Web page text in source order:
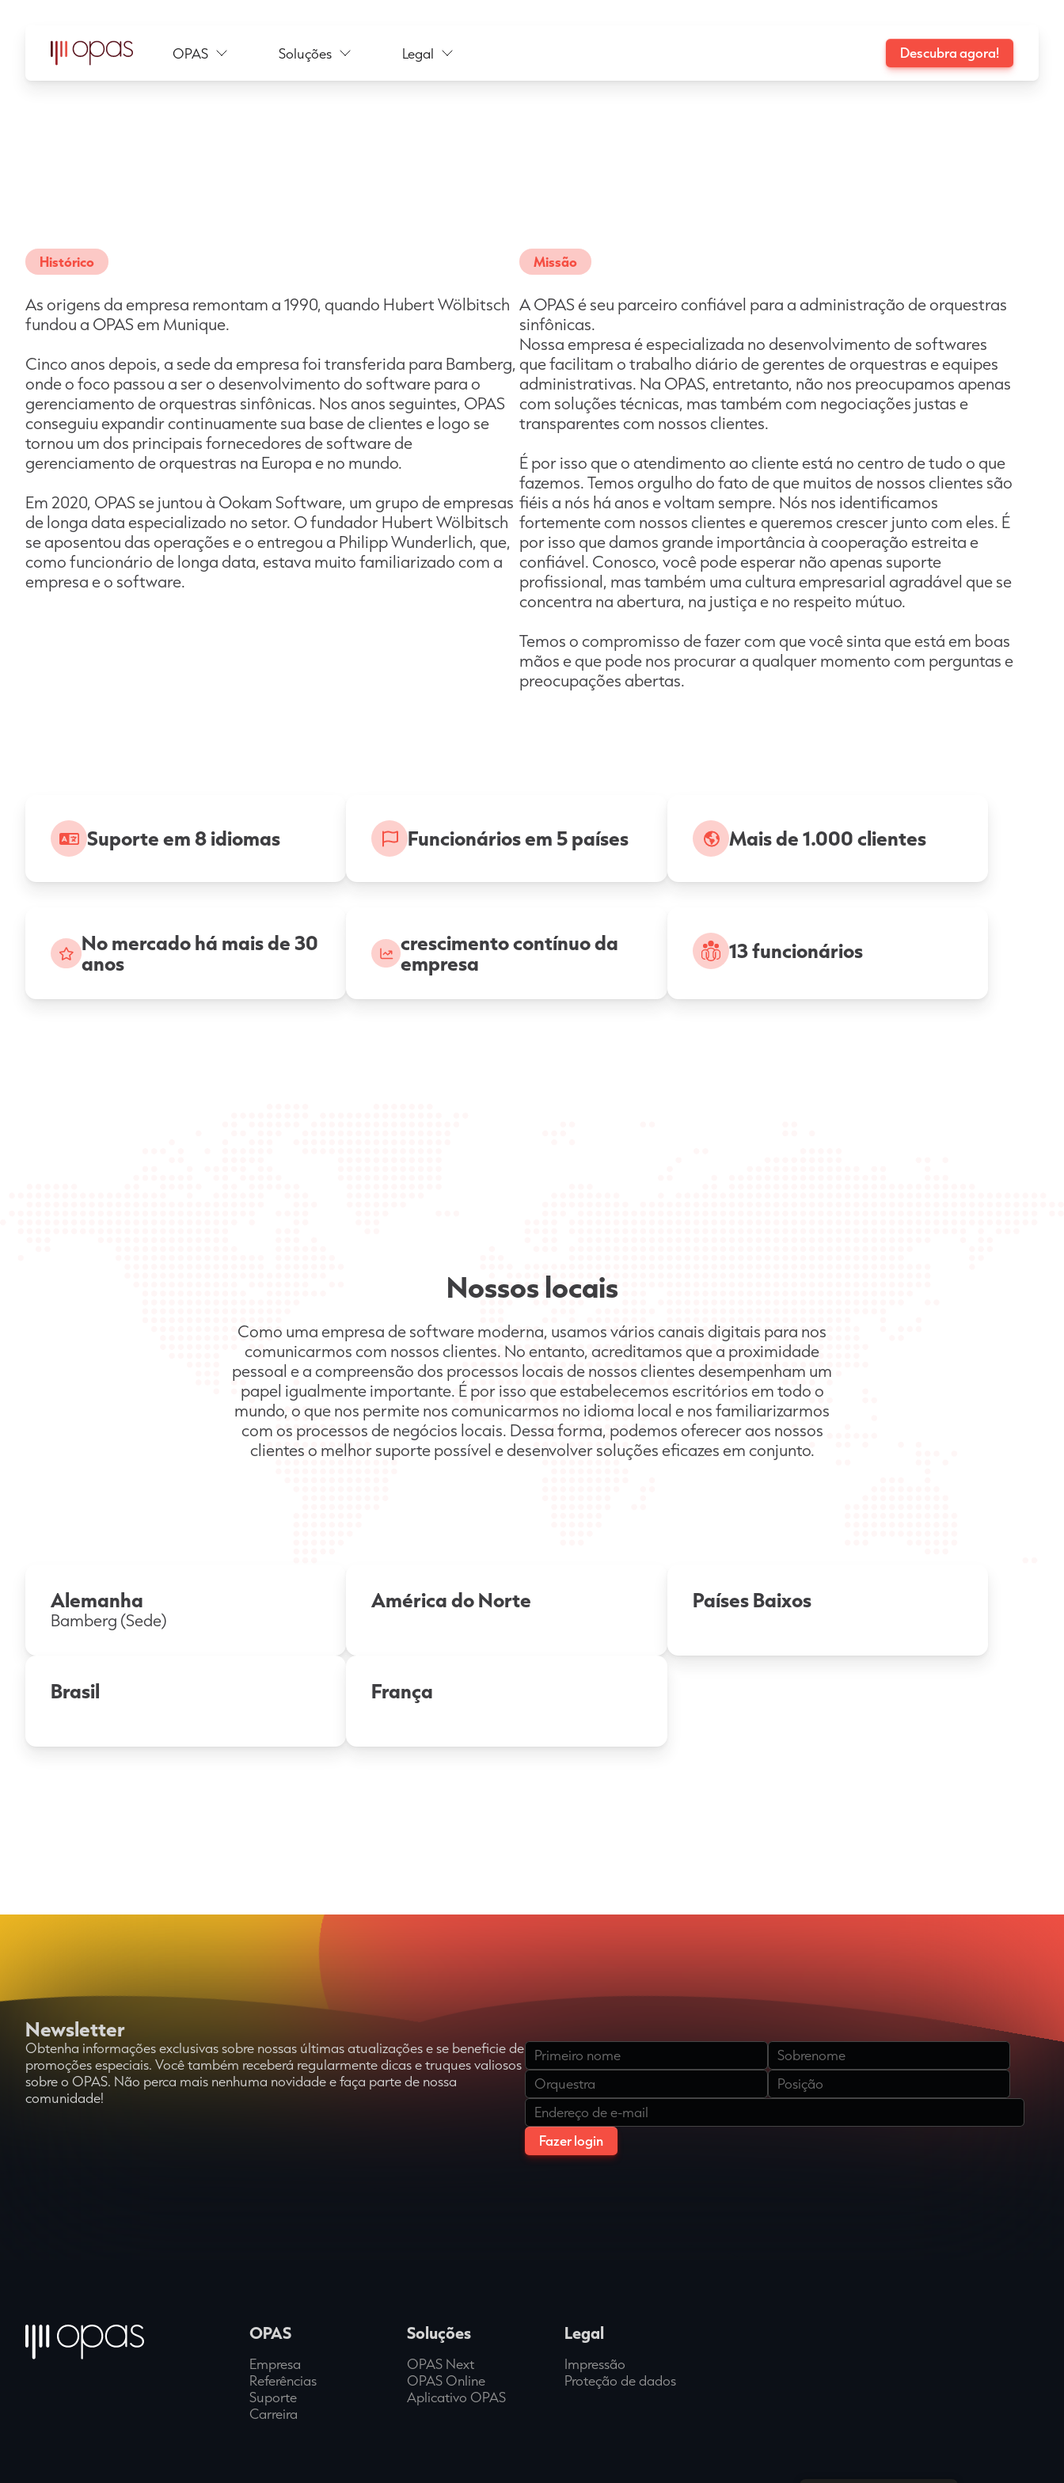
OPAS Soluções Legal Descubra agora!
Histórico
As origens da empresa remontam a 1990, quando Hubert Wölbitsch
fundou a OPAS em Munique.
Cinco anos depois, a sede da empresa foi transferida para Bamberg,
onde o foco passou a ser o desenvolvimento do software para o
gerenciamento de orquestras sinfônicas. Nos anos seguintes, OPAS
conseguiu expandir continuamente sua base de clientes e logo se
tornou um dos principais fornecedores de software de
gerenciamento de orquestras na Europa e no mundo.
Em 2020, OPAS se juntou à Ookam Software, um grupo de empresas
de longa data especializado no setor. O fundador Hubert Wölbitsch
se aposentou das operações e o entregou a Philipp Wunderlich, que,
como funcionário de longa data, estava muito familiarizado com a
empresa e o software.
Missão
A OPAS é seu parceiro confiável para a administração de orquestras
sinfônicas.
Nossa empresa é especializada no desenvolvimento de softwares
que facilitam o trabalho diário de gerentes de orquestras e equipes
administrativas. Na OPAS, entretanto, não nos preocupamos apenas
com soluções técnicas, mas também com negociações justas e
transparentes com nossos clientes.
É por isso que o atendimento ao cliente está no centro de tudo o que
fazemos. Temos orgulho do fato de que muitos de nossos clientes são
fiéis a nós há anos e voltam sempre. Nós nos identificamos
fortemente com nossos clientes e queremos crescer junto com eles. É
por isso que damos grande importância à cooperação estreita e
confiável. Conosco, você pode esperar não apenas suporte
profissional, mas também uma cultura empresarial agradável que se
concentra na abertura, na justiça e no respeito mútuo.
Temos o compromisso de fazer com que você sinta que está em boas
mãos e que pode nos procurar a qualquer momento com perguntas e
preocupações abertas.
Suporte em 8 idiomas Funcionários em 5 países Mais de 1.000 clientes
No mercado há mais de 30
anos
crescimento contínuo da
empresa 13 funcionários
Nossos locais
Como uma empresa de software moderna, usamos vários canais digitais para nos
comunicarmos com nossos clientes. No entanto, acreditamos que a proximidade
pessoal e a compreensão dos processos locais de nossos clientes desempenham um
papel igualmente importante. É por isso que estabelecemos escritórios em todo o
mundo, o que nos permite nos comunicarmos no idioma local e nos familiarizarmos
com os processos de negócios locais. Dessa forma, podemos oferecer aos nossos
clientes o melhor suporte possível e desenvolver soluções eficazes em conjunto.
Alemanha
Bamberg (Sede)
América do Norte Países Baixos
Brasil França
Newsletter
Obtenha informações exclusivas sobre nossas últimas atualizações e se beneficie de
promoções especiais. Você também receberá regularmente dicas e truques valiosos
sobre o OPAS. Não perca mais nenhuma novidade e faça parte de nossa
comunidade!
Deixe
esse
campo
vazio.
OPAS
Empresa
Referências
Suporte
Carreira
Soluções
OPAS Next
OPAS Online
Aplicativo OPAS
Legal
Impressão
Proteção de dados